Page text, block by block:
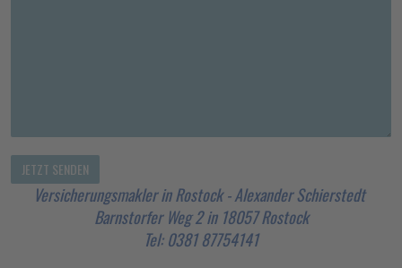
Versicherungsmakler in Rostock - Alexander Schierstedt
Barnstorfer Weg 2 in 18057 Rostock
Tel: 0381 87754141